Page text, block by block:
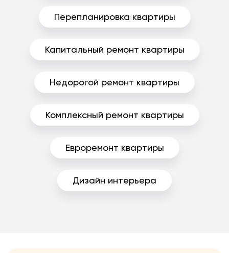
Перепланировка квартиры
Капитальный ремонт квартиры
Недорогой ремонт квартиры
Комплексный ремонт квартиры
Евроремонт квартиры
Дизайн интерьера